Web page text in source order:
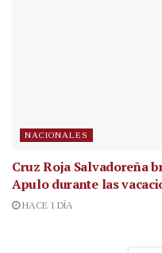
NACIONALES
Cruz Roja Salvadoreña
Apulo durante las
HACE 1 DÍA